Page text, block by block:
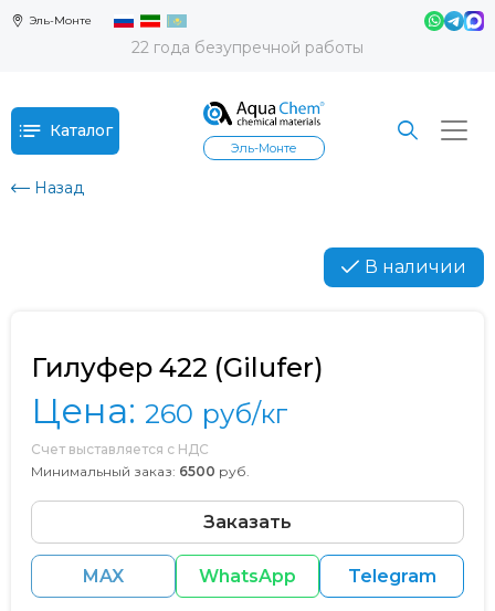
Эль-Монте
22 года безупречной работы
Каталог
Эль-Монте
Назад
В наличии
Гилуфер 422 (Gilufer)
Цена: 260 руб/кг
Счет выставляется с НДС
Минимальный заказ: 6500 руб.
Заказать
MAX WhatsApp Telegram